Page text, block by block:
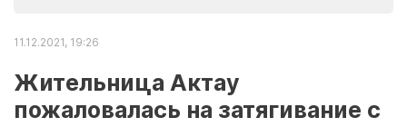
11.12.2021, 19:26
Жительница Актау
пожаловалась на затягивание с